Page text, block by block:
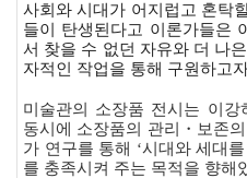
사회와 시대가 어지럽고 혼탁
들이 탄생된다고 이론가들은
서 찾을 수 없던 자유와 더 나
자적인 작업을 통해 구원하고
미술관의 소장품 전시는 이
동시에 소장품의 관리
・ 보존
가 연구를 통해 ‘시대와 세대
를 충족시켜 주는 목적을 향해